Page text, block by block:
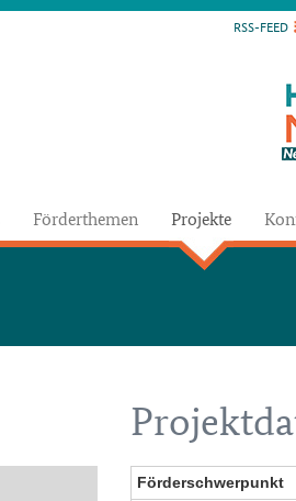
RSS-FEED
Förderthemen Projekte
Förderschwerpunkt